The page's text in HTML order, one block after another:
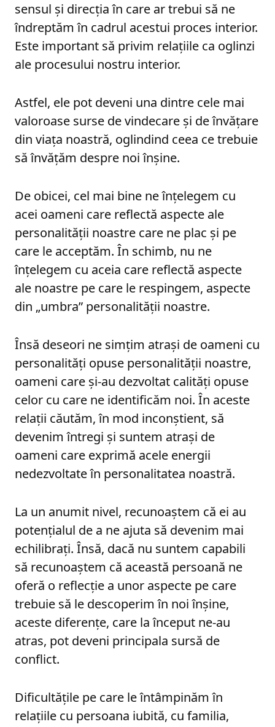
sensul și direcția în care ar trebui să ne
îndreptăm în cadrul acestui proces interior.
Este important să privim relațiile ca oglinzi
ale procesului nostru interior.
Astfel, ele pot deveni una dintre cele mai
valoroase surse de vindecare și de învățare
din viața noastră, oglindind ceea ce trebuie
să învățăm despre noi înșine.
De obicei, cel mai bine ne înțelegem cu
acei oameni care reflectă aspecte ale
personalității noastre care ne plac și pe
care le acceptăm. În schimb, nu ne
înțelegem cu aceia care reflectă aspecte
ale noastre pe care le respingem, aspecte
din „umbra” personalității noastre.
Însă deseori ne simțim atrași de oameni cu
personalități opuse personalității noastre,
oameni care și-au dezvoltat calități opuse
celor cu care ne identificăm noi. În aceste
relații căutăm, în mod inconștient, să
devenim întregi și suntem atrași de
oameni care exprimă acele energii
nedezvoltate în personalitatea noastră.
La un anumit nivel, recunoaștem că ei au
potențialul de a ne ajuta să devenim mai
echilibrați. Însă, dacă nu suntem capabili
să recunoaștem că această persoană ne
oferă o reflecție a unor aspecte pe care
trebuie să le descoperim în noi înșine,
aceste diferențe, care la început ne-au
atras, pot deveni principala sursă de
conflict.
Dificultățile pe care le întâmpinăm în
relațiile cu persoana iubită, cu familia,